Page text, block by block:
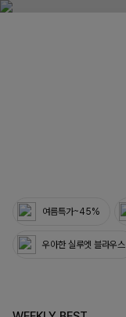
여름특가~45%
우아한 실루엣 블라우스